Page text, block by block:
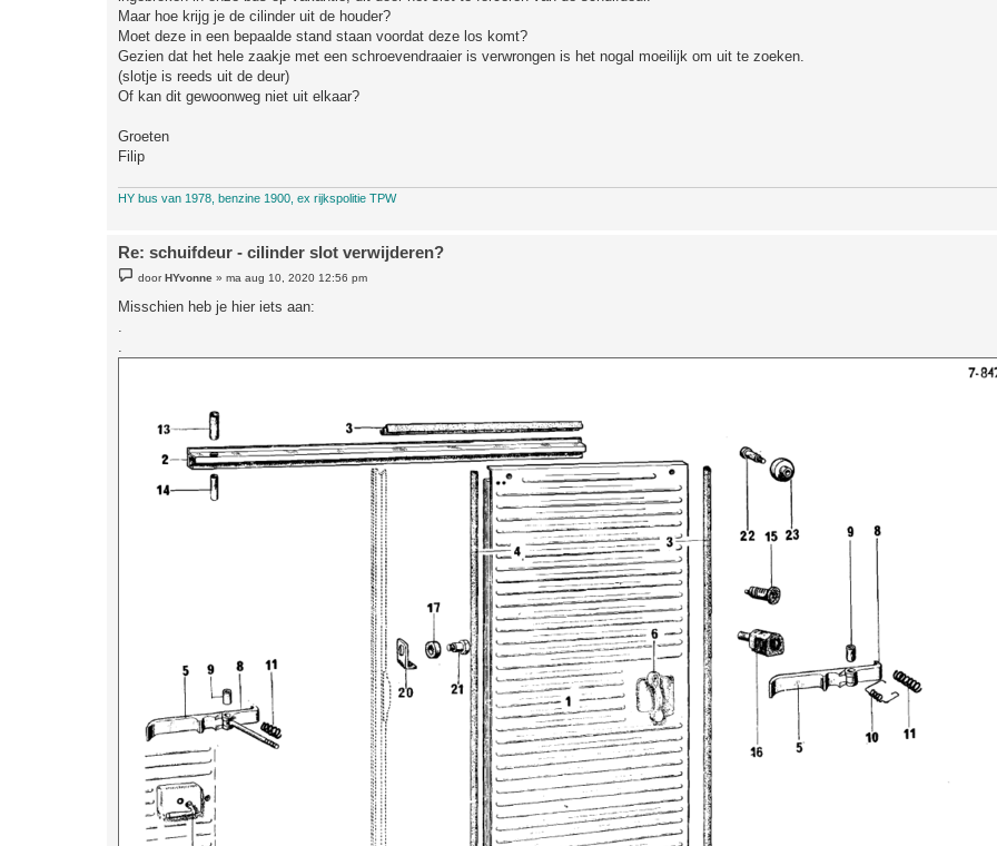
Maar hoe krijg je de cilinder uit de houder?
Moet deze in een bepaalde stand staan voordat deze los komt?
Gezien dat het hele zaakje met een schroevendraaier is verwrongen is het nogal moeilijk om uit te zoeken.
(slotje is reeds uit de deur)
Of kan dit gewoonweg niet uit elkaar?
Groeten
Filip
HY bus van 1978, benzine 1900, ex rijkspolitie TPW
Re: schuifdeur - cilinder slot verwijderen?
e
i
doorHYvonne »ma aug 10, 2020 12:56 pm
Misschien heb je hier iets aan:
.
.